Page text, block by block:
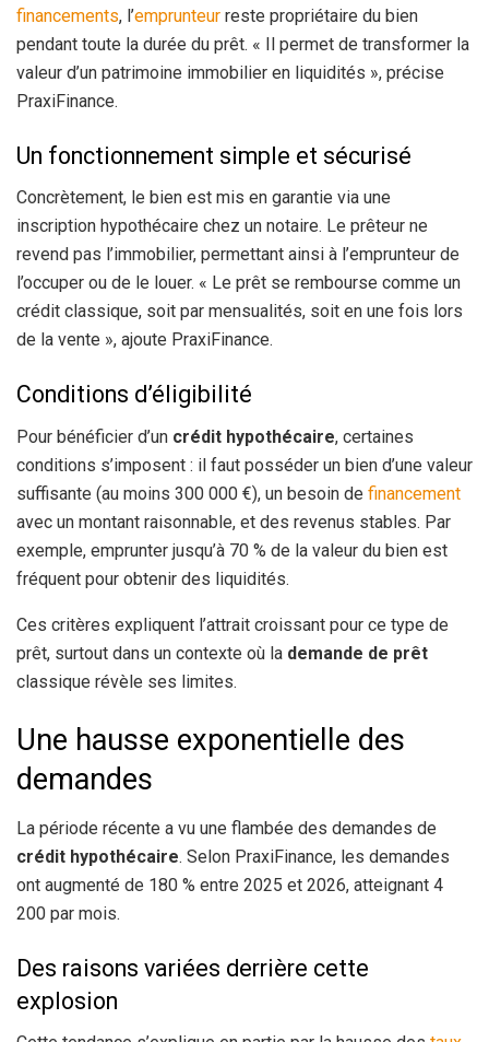
financements, l’emprunteur reste propriétaire du bien
pendant toute la durée du prêt. « Il permet de transformer la
valeur d’un patrimoine immobilier en liquidités », précise
PraxiFinance.
Un fonctionnement simple et sécurisé
Concrètement, le bien est mis en garantie via une
inscription hypothécaire chez un notaire. Le prêteur ne
revend pas l’immobilier, permettant ainsi à l’emprunteur de
l’occuper ou de le louer. « Le prêt se rembourse comme un
crédit classique, soit par mensualités, soit en une fois lors
de la vente », ajoute PraxiFinance.
Conditions d’éligibilité
Pour bénéficier d’un crédit hypothécaire, certaines
conditions s’imposent : il faut posséder un bien d’une valeur
suffisante (au moins 300 000 €), un besoin de financement
avec un montant raisonnable, et des revenus stables. Par
exemple, emprunter jusqu’à 70 % de la valeur du bien est
fréquent pour obtenir des liquidités.
Ces critères expliquent l’attrait croissant pour ce type de
prêt, surtout dans un contexte où la demande de prêt
classique révèle ses limites.
Une hausse exponentielle des
demandes
La période récente a vu une flambée des demandes de
crédit hypothécaire. Selon PraxiFinance, les demandes
ont augmenté de 180 % entre 2025 et 2026, atteignant 4
200 par mois.
Des raisons variées derrière cette
explosion